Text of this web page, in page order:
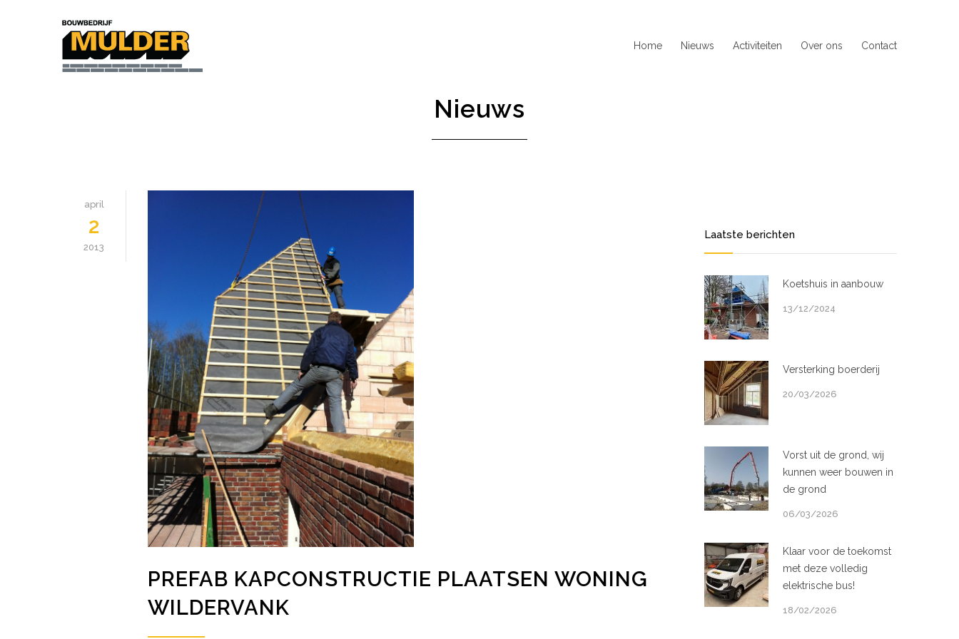
Home Nieuws Activiteiten Over ons Contact
Nieuws
april
2
2013
PREFAB KAPCONSTRUCTIE PLAATSEN WONING
WILDERVANK
Laatste berichten
Koetshuis in aanbouw
13/12/2024
Versterking boerderij
20/03/2026
Vorst uit de grond, wij
kunnen weer bouwen in
de grond
06/03/2026
Klaar voor de toekomst
met deze volledig
elektrische bus!
18/02/2026